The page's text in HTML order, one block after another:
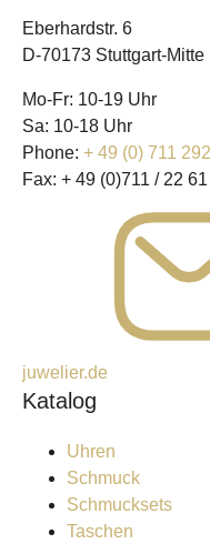
Eberhardstr. 6
D-70173 Stuttgart-Mitte
Mo-Fr: 10-19 Uhr
Sa: 10-18 Uhr
Phone: + 49 (0) 711
Fax: + 49 (0)711 / 22
juwelier.de
Katalog
Uhren
Schmuck
Schmucksets
Taschen